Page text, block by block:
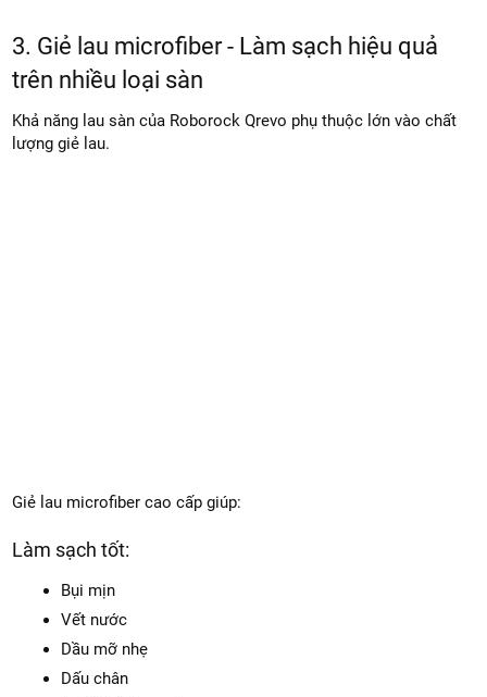
3. Giẻ lau microfiber - Làm sạch hiệu quả
trên nhiều loại sàn
Khả năng lau sàn của Roborock Qrevo phụ thuộc lớn vào chất
lượng giẻ lau.
Giẻ lau microfiber cao cấp giúp:
Làm sạch tốt:
Bụi mịn
Vết nước
Dầu mỡ nhẹ
Dấu chân